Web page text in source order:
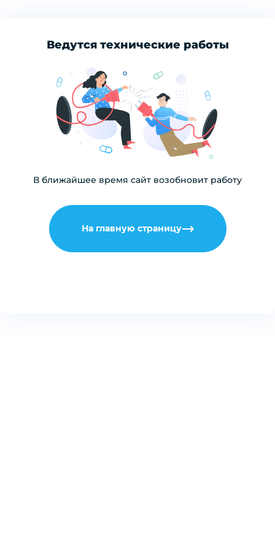
Ведутся технические работы
В ближайшее время сайт возобновит работу
На главную страницу